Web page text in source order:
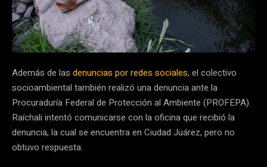
Además de las denuncias por redes sociales, el colectivo
socioambiental también realizó una denuncia ante la
Procuraduría Federal de Protección al Ambiente (PROFEPA).
Raíchali intentó comunicarse con la oficina que recibió la
denuncia, la cual se encuentra en Ciudad Juárez, pero no
obtuvo respuesta.